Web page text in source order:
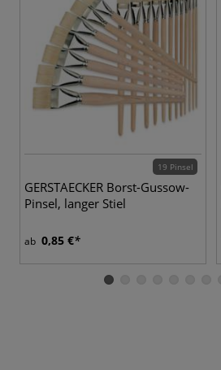
19 Pinsel
GERSTAECKER Borst-Gussow-
Pinsel, langer Stiel
ab 0,85 €